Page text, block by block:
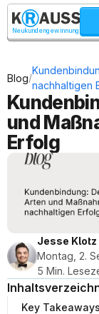
Neukundengewinnung
Blog/
nachhaltigen
und
Erfolg
Jesse Klotz
Montag, 2.
5 Min.
Key Takeaways